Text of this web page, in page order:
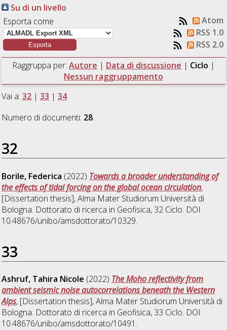
Su di un livello
Esporta come
Atom
RSS 1.0
RSS 2.0
Raggruppa per: Autore | Data di discussione | Ciclo |
Nessun raggruppamento
Vai a:32 |33 |34
Numero di documenti: 28.
32
Borile, Federica (2022) Towards a broader understanding of
the effects of tidal forcing on the global ocean circulation,
[Dissertation thesis], Alma Mater Studiorum Università di
Bologna. Dottorato di ricerca in Geofisica, 32 Ciclo. DOI
10.48676/unibo/amsdottorato/10329.
33
Ashruf, Tahira Nicole (2022) The Moho reflectivity from
ambient seismic noise autocorrelations beneath the Western
Alps, [Dissertation thesis], Alma Mater Studiorum Università di
Bologna. Dottorato di ricerca in Geofisica, 33 Ciclo. DOI
10.48676/unibo/amsdottorato/10491.